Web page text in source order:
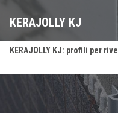
KERAJOLLY KJ
KERAJOLLY KJ: profili per